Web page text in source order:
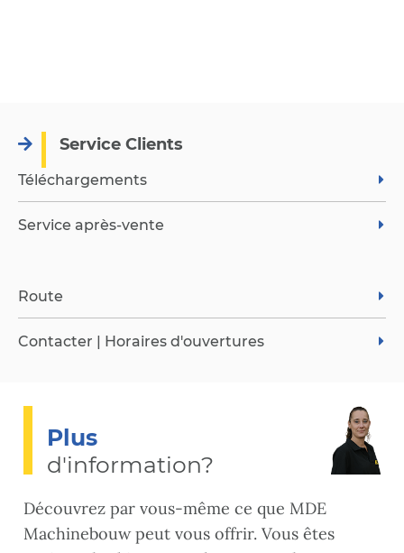
Service Clients
Téléchargements
Service après-vente
Route
Contacter | Horaires d'ouvertures
Plus
d'information?
Découvrez par vous-même ce que MDE
Machinebouw peut vous offrir. Vous êtes